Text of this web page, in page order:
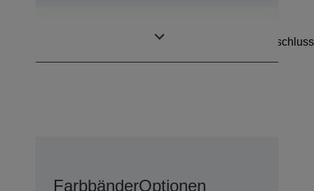
Kassenschubladenanschluss
FarbbänderOptionen